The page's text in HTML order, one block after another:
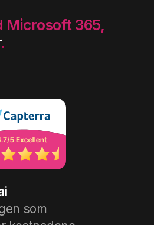
365,
.
som